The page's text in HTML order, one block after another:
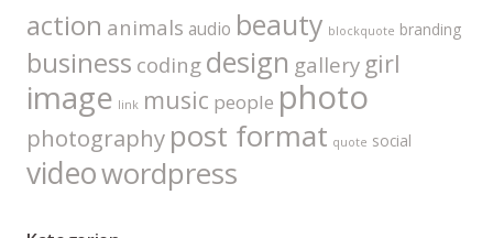
action animals audio beauty blockquote branding
business coding design gallery girl
image link music people photo
photography post format quote social
videowordpress